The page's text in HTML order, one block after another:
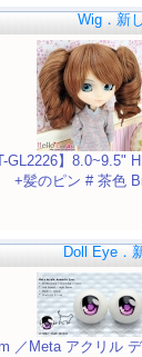
Wig．新
GL2226】8.0~9.5"
+髪のピン # 茶色
Doll Eye．
／Meta アクリル